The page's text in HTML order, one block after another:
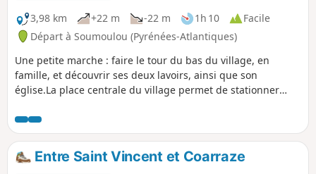
3,98 km
+22 m -22 m 1h 10
Facile
Départ à Soumoulou (Pyrénées-Atlantiques)
Une petite marche : faire le tour du bas du village, en
famille, et découvrir ses deux lavoirs, ainsi que son
église.La place centrale du village permet de stationner
Entre Saint Vincent et Coarraze